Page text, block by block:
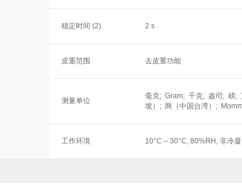
稳定时间 (2) 2 s
皮重范围 去皮重功能
测量单位
毫克; Gram; 千克; 盎司; 磅;
坡）; 两（中国台湾）;
工作环境 10°C – 30°C, 80%RH, 非冷